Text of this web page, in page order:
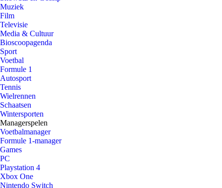
Muziek
Film
Televisie
Media & Cultuur
Bioscoopagenda
Sport
Voetbal
Formule 1
Autosport
Tennis
Wielrennen
Schaatsen
Wintersporten
Managerspelen
Voetbalmanager
Formule 1-manager
Games
PC
Playstation 4
Xbox One
Nintendo Switch